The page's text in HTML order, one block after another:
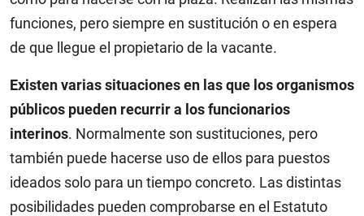
funciones, pero siempre en sustitución o en espera
de que llegue el propietario de la vacante.
Existen varias situaciones en las que los organismos
públicos pueden recurrir a los funcionarios
interinos. Normalmente son sustituciones, pero
también puede hacerse uso de ellos para puestos
ideados solo para un tiempo concreto. Las distintas
posibilidades pueden comprobarse en el Estatuto